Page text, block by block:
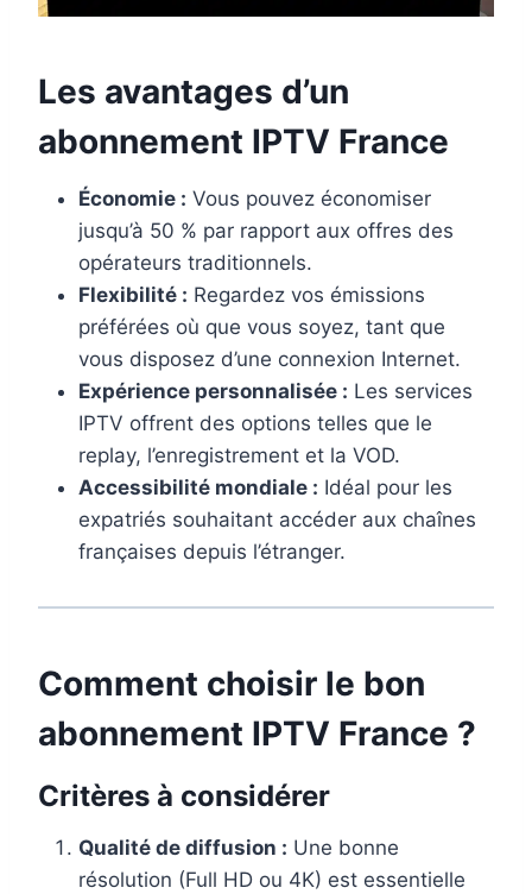
Les avantages d’un
abonnement IPTV France
Économie : Vous pouvez économiser
jusqu’à 50 % par rapport aux offres des
opérateurs traditionnels.
Flexibilité : Regardez vos émissions
préférées où que vous soyez, tant que
vous disposez d’une connexion Internet.
Expérience personnalisée : Les services
IPTV offrent des options telles que le
replay, l’enregistrement et la VOD.
Accessibilité mondiale : Idéal pour les
expatriés souhaitant accéder aux chaînes
françaises depuis l’étranger.
Comment choisir le bon
abonnement IPTV France ?
Critères à considérer
Qualité de diffusion : Une bonne
résolution (Full HD ou 4K) est essentielle